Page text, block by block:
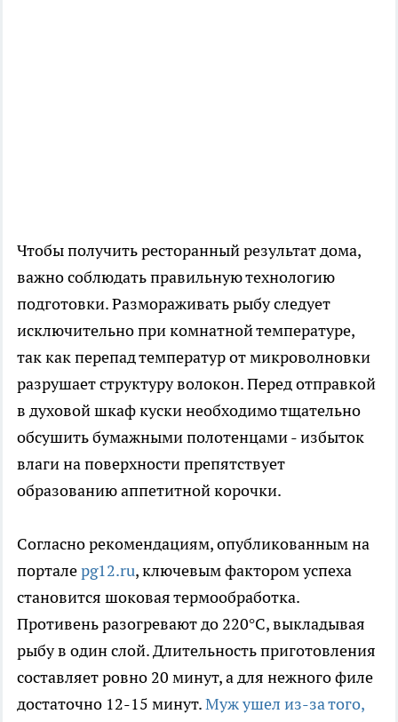
Чтобы получить ресторанный результат дома,
важно соблюдать правильную технологию
подготовки. Размораживать рыбу следует
исключительно при комнатной температуре,
так как перепад температур от микроволновки
разрушает структуру волокон. Перед отправкой
в духовой шкаф куски необходимо тщательно
обсушить бумажными полотенцами - избыток
влаги на поверхности препятствует
образованию аппетитной корочки.
Согласно рекомендациям, опубликованным на
порталеpg12.ru, ключевым фактором успеха
становится шоковая термообработка.
Противень разогревают до 220°C, выкладывая
рыбу в один слой. Длительность приготовления
составляет ровно 20 минут, а для нежного филе
достаточно 12-15 минут.Муж ушел из-за того,